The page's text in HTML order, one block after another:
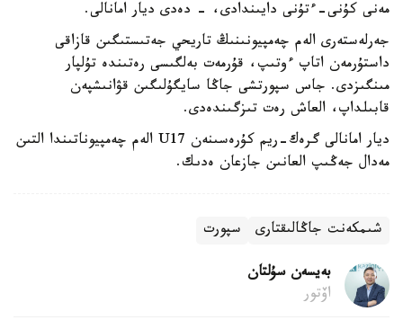
مەنى كۇنى-ءتۇنى دايىندادى، - دەدى ديار امانالى.
جەرلەستەرى الەم چەمپيونىنىڭ تاريحي جەتىستىگىن قازاقى
داستۇرمەن اتاپ ءوتىپ، قۇرمەت بەلگىسى رەتىندە تۇلپار
مىنگىزدى. جاس سپورتشى جاڭا سايگۇلىگىن قۋانىشپەن
قابىلداپ، العاش رەت تىزگىندەدى.
ديار امانالى گرەك-ريم كۇرەسىنەن U17 الەم چەمپيوناتىندا التىن
مەدال جەڭىپ العانىن جازعان ەدىك.
شىمكەنت جاڭالىقتارى سپورت
بەيسەن سۇلتان
اۆتور